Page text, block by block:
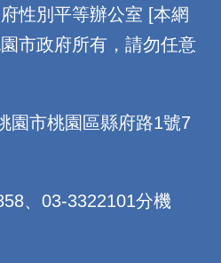
性別平等辦公室 [本網
市政府所有，請勿任意
市桃園區縣府路1號7
、03-3322101分機